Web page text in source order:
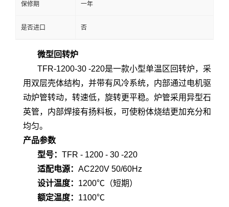
保修期 一年
是否进口 否
微型回转炉
TFR-1200-30 -220是一款小型单温区回转炉，采
用双层壳体结构，并带有风冷系统，内部通过电机驱
动炉管转动，转速低，旋转更平稳。炉管采用异型石
英管，内部焊接有扬料板，可使粉体烧结更加充分和
均匀。
产品参数
型号： TFR - 1200 - 30 -220
适配电源： AC220V 50/60Hz
设计温度： 1200℃（短期）
额定温度： 1100℃